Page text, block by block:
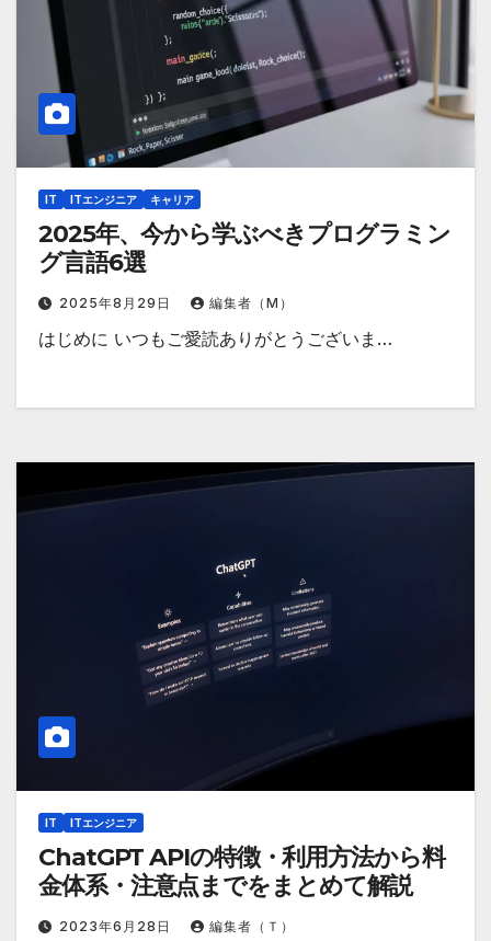
IT ITエンジニア キャリア
2025年、今から学ぶべきプログラミン
グ言語6選
2025年8月29日 編集者（M）
はじめに いつもご愛読ありがとうございま…
IT ITエンジニア
ChatGPT APIの特徴・利用方法から料
金体系・注意点までをまとめて解説
2023年6月28日 編集者（Ｔ）